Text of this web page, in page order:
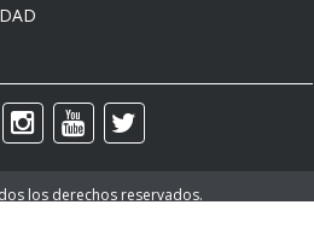
© - Todos los derechos reservados.